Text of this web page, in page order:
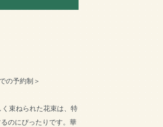
の予約制＞
束ねられた花束は、特
のにぴったりです。華